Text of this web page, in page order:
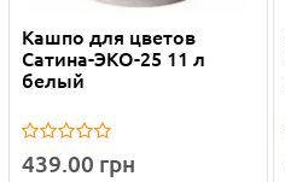
Кашпо для цветов
Сатина-ЭКО-25 11 л
белый
439.00 грн